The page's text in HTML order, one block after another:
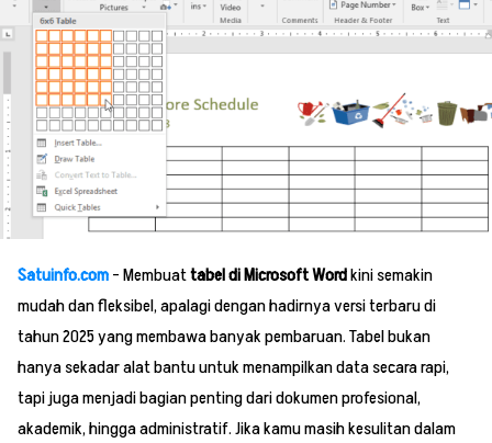
Satuinfo.com– Membuattabel di Microsoft Wordkini semakin
mudah dan fleksibel, apalagi dengan hadirnya versi terbaru di
tahun 2025 yang membawa banyak pembaruan. Tabel bukan
hanya sekadar alat bantu untuk menampilkan data secara rapi,
tapi juga menjadi bagian penting dari dokumen profesional,
akademik, hingga administratif. Jika kamu masih kesulitan dalam